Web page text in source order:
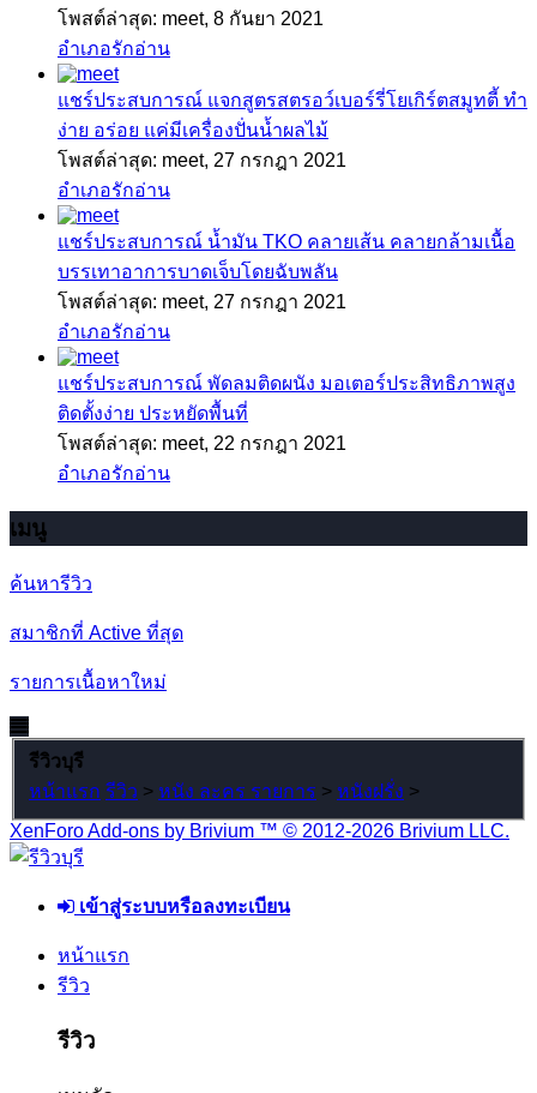
โพสต์ล่าสุด: meet, 8 กันยา 2021
อำเภอรักอ่าน
แชร์ประสบการณ์ แจกสูตรสตรอว์เบอร์รี่โยเกิร์ตสมูทตี้ ทำ
ง่าย อร่อย แค่มีเครื่องปั่นน้ำผลไม้
โพสต์ล่าสุด: meet, 27 กรกฎา 2021
อำเภอรักอ่าน
แชร์ประสบการณ์ น้ำมัน TKO คลายเส้น คลายกล้ามเนื้อ
บรรเทาอาการบาดเจ็บโดยฉับพลัน
โพสต์ล่าสุด: meet, 27 กรกฎา 2021
อำเภอรักอ่าน
แชร์ประสบการณ์ พัดลมติดผนัง มอเตอร์ประสิทธิภาพสูง
ติดตั้งง่าย ประหยัดพื้นที่
โพสต์ล่าสุด: meet, 22 กรกฎา 2021
อำเภอรักอ่าน
เมนู
ค้นหารีวิว
สมาชิกที่ Active ที่สุด
รายการเนื้อหาใหม่
รีวิวบุรี
หน้าแรก รีวิว > หนัง ละคร รายการ > หนังฝรั่ง >
XenForo Add-ons by Brivium ™ © 2012-2026 Brivium LLC.
เข้าสู่ระบบหรือลงทะเบียน
หน้าแรก
รีวิว
รีวิว